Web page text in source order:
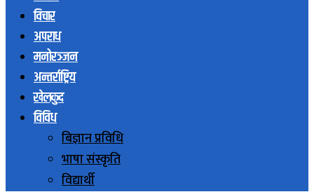
विचार
अपराध
मनोरञ्जन
अन्तर्राष्ट्रिय
खेलकुद
विविध
बिज्ञान प्रविधि
भाषा संस्कृति
विद्यार्थी